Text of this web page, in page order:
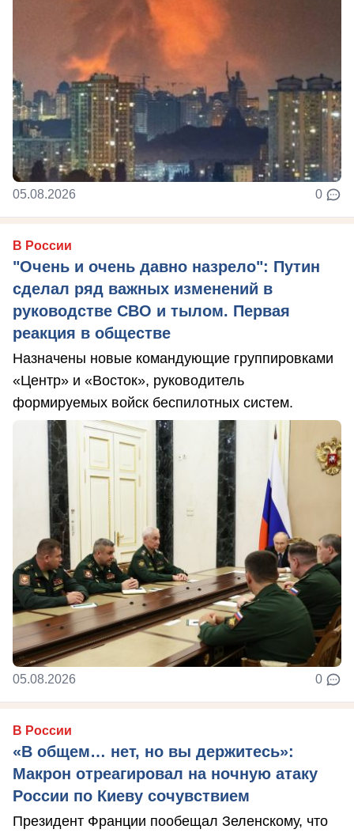
05.08.2026 0
В России
"Очень и очень давно назрело": Путин
сделал ряд важных изменений в
руководстве СВО и тылом. Первая
реакция в обществе
Назначены новые командующие группировками
«Центр» и «Восток», руководитель
формируемых войск беспилотных систем.
05.08.2026 0
В России
«В общем… нет, но вы держитесь»:
Макрон отреагировал на ночную атаку
России по Киеву сочувствием
Президент Франции пообещал Зеленскому, что